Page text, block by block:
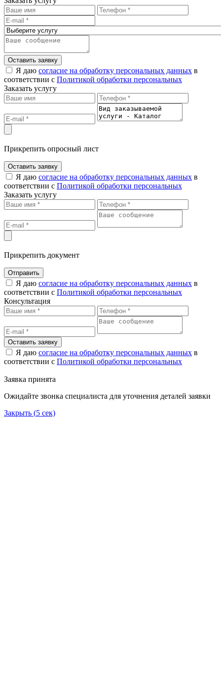
Оставить заявку
Я даю согласие на обработку персональных данных в
соответствии с Политикой обработки персональных
Заказать услугу
Прикрепить опросный лист
Оставить заявку
Я даю согласие на обработку персональных данных в
соответствии с Политикой обработки персональных
Заказать услугу
Прикрепить документ
Отправить
Я даю согласие на обработку персональных данных в
соответствии с Политикой обработки персональных
Консультация
Оставить заявку
Я даю согласие на обработку персональных данных в
соответствии с Политикой обработки персональных
Заявка принята
Ожидайте звонка специалиста для уточнения деталей заявки
Закрыть (5 сек)